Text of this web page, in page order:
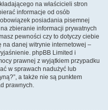
na właścicieli stron
informacje od osób
posiadania pisemnej
zbieranie informacji prywatnych
pewności czy to dotyczy ciebie
na danej witrynie internetowej –
phpBB Limited i
prawnej z wyjątkiem przypadku
w sprawach nadużyć lub
a także nie są punktem
prawnych.